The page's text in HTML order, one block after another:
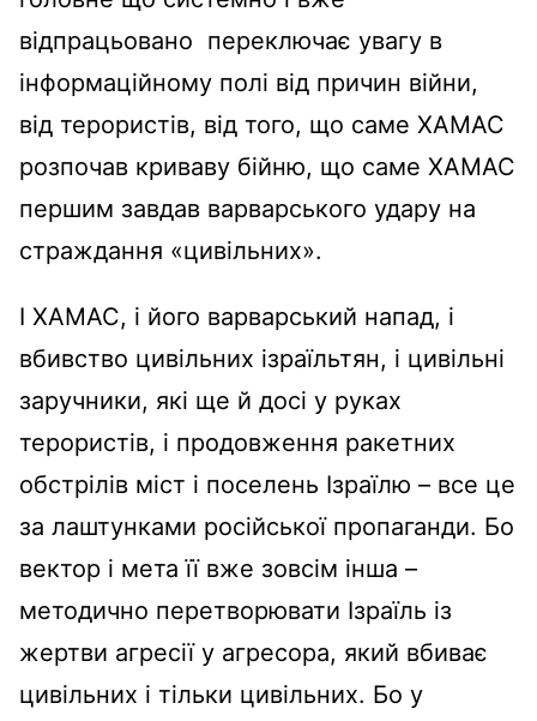
відпрацьовано переключає увагу в
інформаційному полі від причин війни,
від терористів, від того, що саме ХАМАС
розпочав криваву бійню, що саме ХАМАС
першим завдав варварського удару на
страждання «цивільних».
І ХАМАС, і його варварський напад, і
вбивство цивільних ізраїльтян, і цивільні
заручники, які ще й досі у руках
терористів, і продовження ракетних
обстрілів міст і поселень Ізраїлю – все це
за лаштунками російської пропаганди. Бо
вектор і мета її вже зовсім інша –
методично перетворювати Ізраїль із
жертви агресії у агресора, який вбиває
цивільних і тільки цивільних. Бо у